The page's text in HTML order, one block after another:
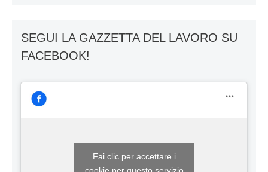
SEGUI LA GAZZETTA DEL LAVORO SU
FACEBOOK!
Fai clic per accettare i
cookie per questo servizio